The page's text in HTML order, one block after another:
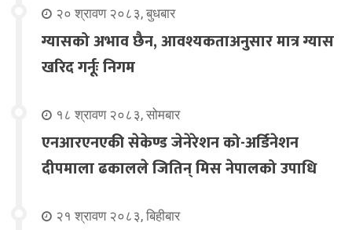
२० श्रावण २०८३, बुधबार
ग्यासको अभाव छैन, आवश्यकताअनुसार मात्र ग्यास
खरिद गर्नूः निगम
१८ श्रावण २०८३, सोमबार
एनआरएनएकी सेकेण्ड जेनेरेशन को-अर्डिनेशन
दीपमाला ढकालले जितिन् मिस नेपालको उपाधि
२१ श्रावण २०८३, बिहीबार